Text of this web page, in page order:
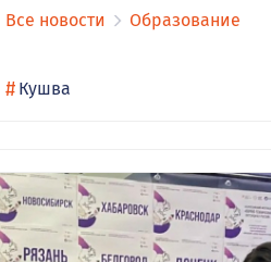
Все новости Образование
# Кушва